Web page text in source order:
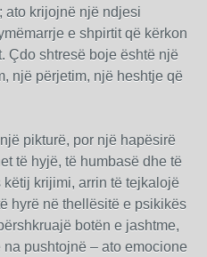
ato krijojnë një ndjesi
e shpirtit që kërkon
Çdo shtresë boje është një
një përjetim, një heshtje që
pikturë, por një hapësirë
të hyjë, të humbasë dhe të
krijimi, arrin të tejkalojë
hyrë në thellësitë e psikikës
botën e jashtme,
pushtojnë – ato emocione